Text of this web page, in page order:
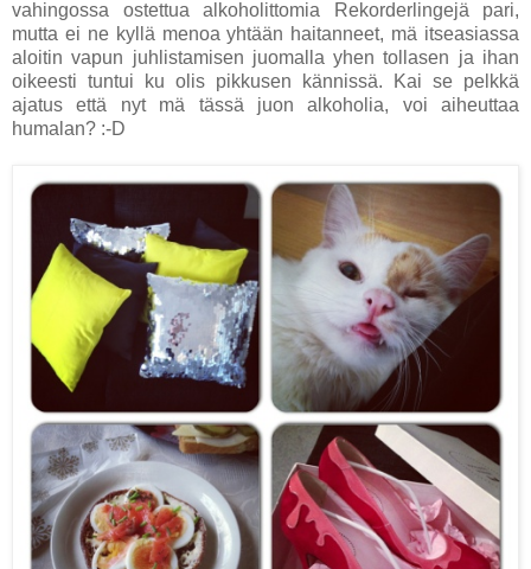
vahingossa ostettua alkoholittomia Rekorderlingejä pari,
mutta ei ne kyllä menoa yhtään haitanneet, mä itseasiassa
aloitin vapun juhlistamisen juomalla yhen tollasen ja ihan
oikeesti tuntui ku olis pikkusen kännissä. Kai se pelkkä
ajatus että nyt mä tässä juon alkoholia, voi aiheuttaa
humalan? :-D